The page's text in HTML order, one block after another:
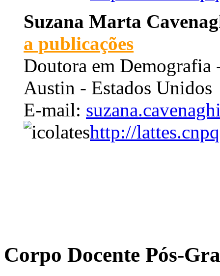
Suzana Marta
a publicações
Doutora em
Austin - Estados
E-mail:
http://
Corpo Docente Pós-